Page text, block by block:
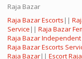
Raja Bazar
Raja Bazar Escorts ||
Service || Raja Bazar
Raja Bazar Independent
Raja Bazar Escorts
Raja Bazar|| Escort